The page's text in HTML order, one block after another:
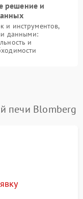
решение и
и инструментов,
данными:
и
печи Blomberg